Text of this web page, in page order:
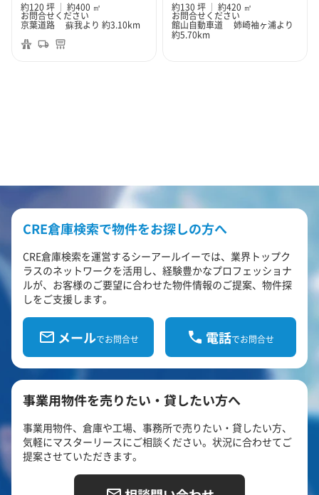
約120 坪
約400 ㎡
お問合せください
京葉道路 蘇我より 約3.10km
約130 坪
約420 ㎡
お問合せください
館山自動車道 姉崎袖ヶ浦より
約5.70km
CRE倉庫検索で物件をお探しの方へ
CRE倉庫検索を運営するシーアールイーでは、業界トップク
ラスのネットワークを活用し、経験豊かなプロフェッショナ
ルが、お客様のご要望に合わせた物件情報のご提案、物件探
しをご支援します。
メールでお問合せ 電話でお問合せ
事業用物件を売りたい・貸したい方へ
事業用物件、倉庫や工場、事務所で売りたい・貸したい方、
気軽にマスターリースにご相談ください。状況に合わせてご
提案させていただきます。